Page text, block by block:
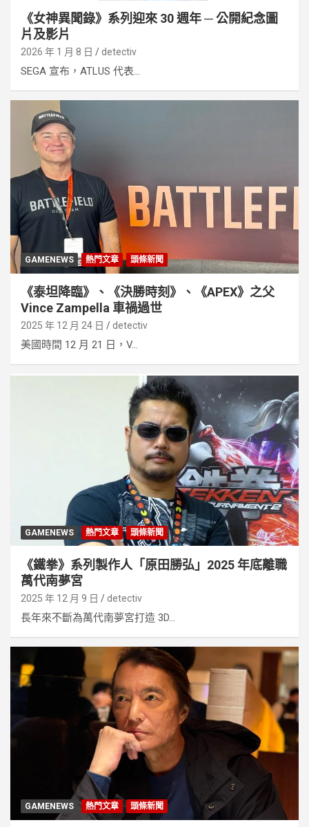
《女神異聞錄》系列迎來 30 週年 ─ 公開紀念圖
片及影片
2026 年 1 月 8 日 detectiv
SEGA 宣布，ATLUS 代表...
GAMENEWS 熱門文章 頭條新聞
《泰坦降臨》、《決勝時刻》、《APEX》之父
Vince Zampella 車禍過世
2025 年 12 月 24 日 detectiv
美國時間 12 月 21 日，V...
GAMENEWS 熱門文章 頭條新聞
《鐵拳》系列製作人「原田勝弘」2025 年底離職
萬代南夢宮
2025 年 12 月 9 日 detectiv
長年來不斷為萬代南夢宮打造 3D...
GAMENEWS 熱門文章 頭條新聞